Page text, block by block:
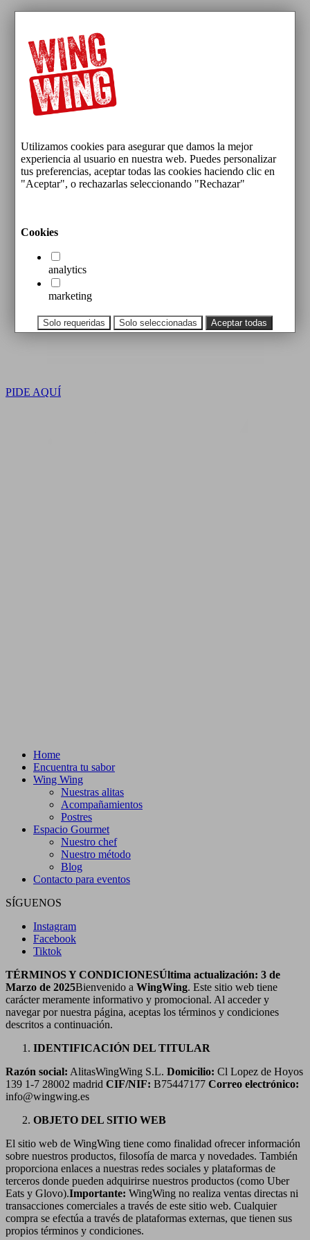
PIDE AQUÍ
Home
Encuentra tu sabor
Wing Wing
Nuestras alitas
Acompañamientos
Postres
Espacio Gourmet
Nuestro chef
Nuestro método
Blog
Contacto para eventos
SÍGUENOS
Instagram
Facebook
Tiktok
TÉRMINOS Y CONDICIONESÚltima actualización: 3 de
Marzo de 2025Bienvenido a WingWing. Este sitio web tiene
carácter meramente informativo y promocional. Al acceder y
navegar por nuestra página, aceptas los términos y condiciones
descritos a continuación.
IDENTIFICACIÓN DEL TITULAR
Razón social: AlitasWingWing S.L. Domicilio: Cl Lopez de Hoyos
139 1-7 28002 madrid CIF/NIF: B75447177 Correo electrónico:
info@wingwing.es
OBJETO DEL SITIO WEB
El sitio web de WingWing tiene como finalidad ofrecer información
sobre nuestros productos, filosofía de marca y novedades. También
proporciona enlaces a nuestras redes sociales y plataformas de
terceros donde pueden adquirirse nuestros productos (como Uber
Eats y Glovo).Importante: WingWing no realiza ventas directas ni
transacciones comerciales a través de este sitio web. Cualquier
compra se efectúa a través de plataformas externas, que tienen sus
propios términos y condiciones.
Utilizamos cookies para asegurar que damos la mejor
experiencia al usuario en nuestra web. Puedes personalizar
tus preferencias, aceptar todas las cookies haciendo clic en
"Aceptar", o rechazarlas seleccionando "Rechazar"
Cookies
analytics
marketing
Solo requeridas Solo seleccionadas Aceptar todas